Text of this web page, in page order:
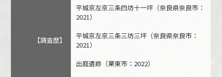
【調査歴】
平城京左京三条四坊十一坪（奈良県奈良市：
2021）
平城京左京三条三坊三坪（奈良県奈良市：
2021）
出庭遺跡（栗東市：2022）